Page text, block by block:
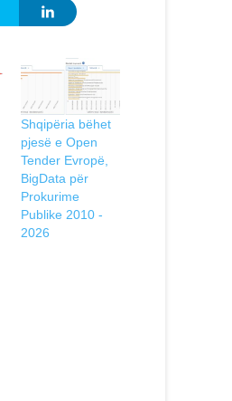
Shqipëria bëhet
pjesë e Open
Tender Evropë,
BigData për
Prokurime
Publike 2010 -
2026